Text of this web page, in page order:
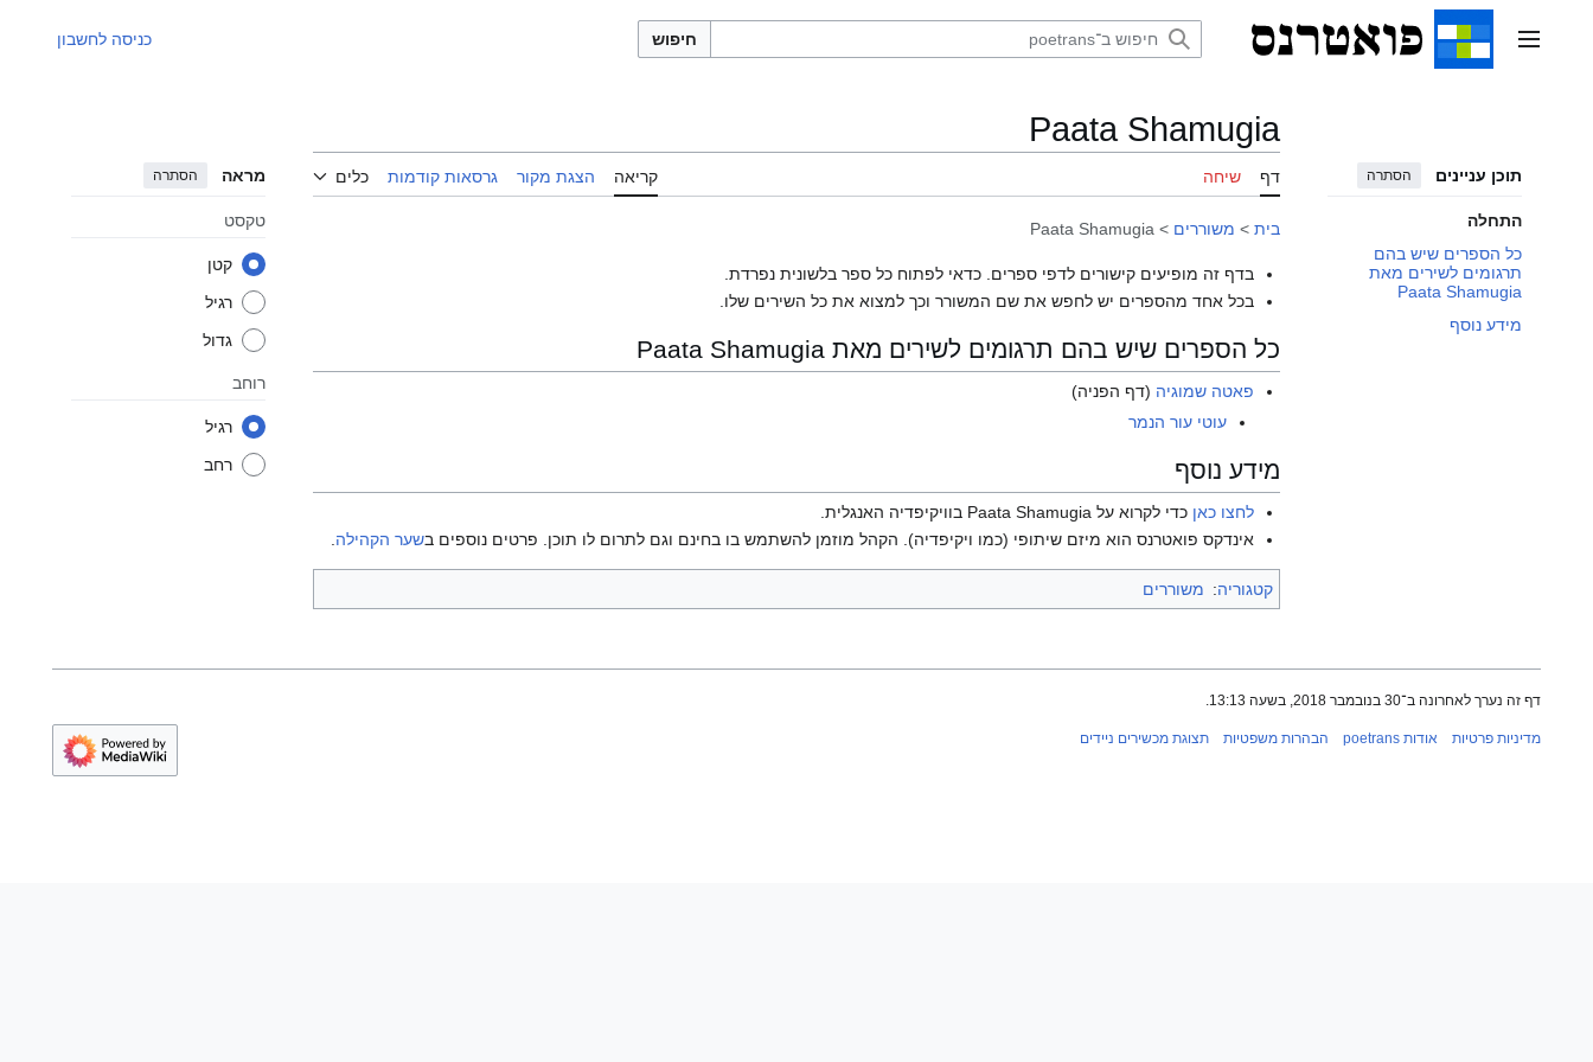
תפריט ראשי חיפוש כניסה לחשבון
תוכן עניינים הסתרה
התחלה
כל הספרים שיש בהם
תרגומים לשירים מאת
Paata Shamugia
מידע נוסף
Paata Shamugia
דף שיחה קריאה הצגת מקור גרסאות קודמות כלים מראה הסתרה
טקסט
קטן
רגיל
גדול
רוחב
רגיל
רחב
בית > משוררים >
Paata Shamugia
בדף זה מופיעים קישורים לדפי ספרים. כדאי לפתוח כל ספר בלשונית נפרדת.
בכל אחד מהספרים יש לחפש את שם המשורר וכך למצוא את כל השירים שלו.
כל הספרים שיש בהם תרגומים לשירים מאת Paata Shamugia
פאטה שמוגיה (דף הפניה)
עוטי עור הנמר
מידע נוסף
לחצו כאן כדי לקרוא על Paata Shamugia בוויקיפדיה האנגלית.
אינדקס פואטרנס הוא מיזם שיתופי (כמו ויקיפדיה). הקהל מוזמן להשתמש בו בחינם וגם לתרום לו תוכן. פרטים נוספים בשער הקהילה
קטגוריה: משוררים
דף זה נערך לאחרונה ב־30 בנובמבר 2018, בשעה 13:13.
מדיניות פרטיות אודות poetrans הבהרות משפטיות תצוגת מכשירים ניידים